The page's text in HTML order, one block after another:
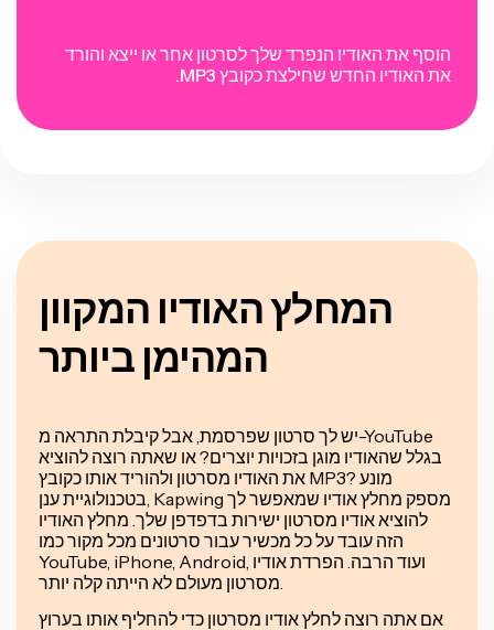
הוסף את האודיו הנפרד שלך לסרטון אחר או ייצא והורד
את האודיו החדש שחילצת כקובץ MP3.
המחלץ האודיו המקוון
המהימן ביותר
יש לך סרטון שפרסמת, אבל קיבלת התראה מ-YouTube
בגלל שהאודיו מוגן בזכויות יוצרים? או שאתה רוצה להוציא
את האודיו מסרטון ולהוריד אותו כקובץ MP3? מונע
בטכנולוגיית ענן, Kapwing מספק מחלץ אודיו שמאפשר לך
להוציא אודיו מסרטון ישירות בדפדפן שלך. מחלץ האודיו
הזה עובד על כל מכשיר עבור סרטונים מכל מקור כמו
YouTube, iPhone, Android, ועוד הרבה. הפרדת אודיו
אם אתה רוצה לחלץ אודיו מסרטון כדי להחליף אותו בערוץ